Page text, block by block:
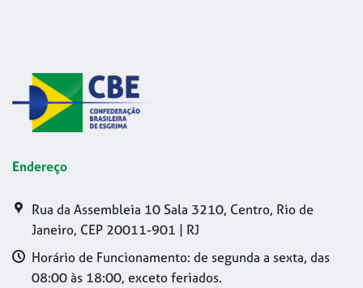
Endereço
Rua da Assembleia 10 Sala 3210, Centro, Rio de
Janeiro, CEP 20011-901 | RJ
Horário de Funcionamento: de segunda a sexta, das
08:00 às 18:00, exceto feriados.